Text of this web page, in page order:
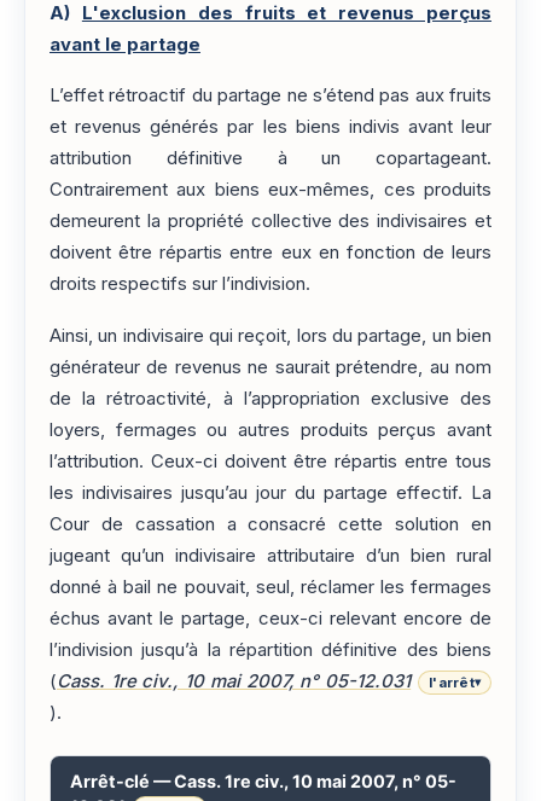
A) L'exclusion des fruits et revenus perçus
avant le partage
L’effet rétroactif du partage ne s’étend pas aux fruits
et revenus générés par les biens indivis avant leur
attribution définitive à un copartageant.
Contrairement aux biens eux-mêmes, ces produits
demeurent la propriété collective des indivisaires et
doivent être répartis entre eux en fonction de leurs
droits respectifs sur l’indivision.
Ainsi, un indivisaire qui reçoit, lors du partage, un bien
générateur de revenus ne saurait prétendre, au nom
de la rétroactivité, à l’appropriation exclusive des
loyers, fermages ou autres produits perçus avant
l’attribution. Ceux-ci doivent être répartis entre tous
les indivisaires jusqu’au jour du partage effectif. La
Cour de cassation a consacré cette solution en
jugeant qu’un indivisaire attributaire d’un bien rural
donné à bail ne pouvait, seul, réclamer les fermages
échus avant le partage, ceux-ci relevant encore de
l’indivision jusqu’à la répartition définitive des biens
(Cass. 1re civ., 10 mai 2007, n° 05-12.031 l'arrêt▾
).
Arrêt-clé — Cass. 1re civ., 10 mai 2007, n° 05-